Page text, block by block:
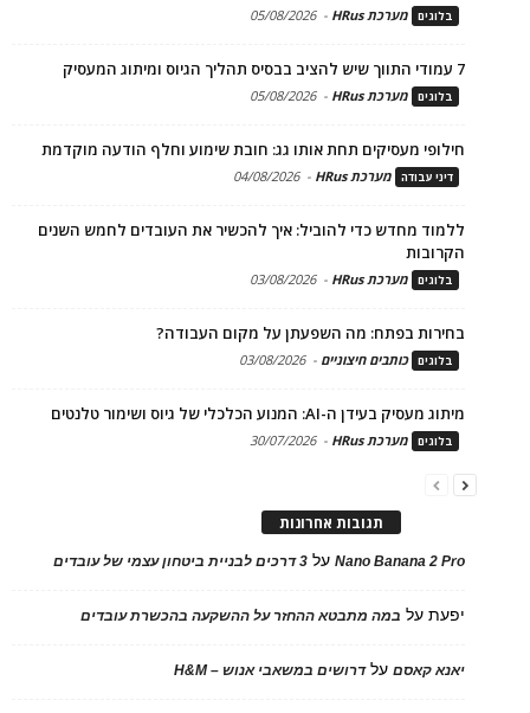
בלוגים מערכת HRus -
05/08/2026
7 עמודי התווך שיש להציב בבסיס תהליך הגיוס ומיתוג המעסיק
בלוגים מערכת HRus -
05/08/2026
חילופי מעסיקים תחת אותו גג: חובת שימוע וחלף הודעה מוקדמת
דיני עבודה מערכת HRus -
04/08/2026
ללמוד מחדש כדי להוביל: איך להכשיר את העובדים לחמש השנים
הקרובות
בלוגים מערכת HRus -
03/08/2026
בחירות בפתח: מה השפעתן על מקום העבודה?
בלוגים כותבים חיצוניים -
03/08/2026
מיתוג מעסיק בעידן ה-AI: המנוע הכלכלי של גיוס ושימור טלנטים
בלוגים מערכת HRus -
30/07/2026
תגובות אחרונות
Nano Banana 2 Proעל 3 דרכים לבניית ביטחון עצמי של עובדים
יפעתעל במה מתבטא ההחזר על ההשקעה בהכשרת עובדים
יאנא קאסםעלדרושים במשאבי אנוש – H&M